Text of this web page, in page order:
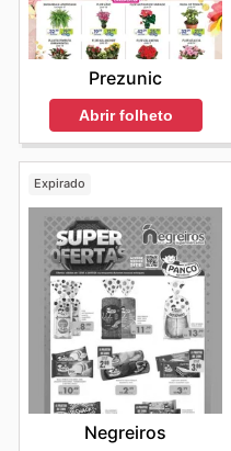
Prezunic
Abrir folheto
Expirado
Negreiros